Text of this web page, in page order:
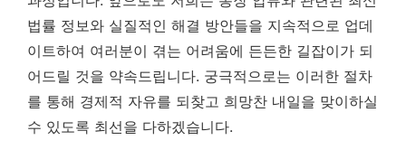
법률 정보와 실질적인 해결 방안들을 지속적으로 업데
이트하여 여러분이 겪는 어려움에 든든한 길잡이가 되
어드릴 것을 약속드립니다. 궁극적으로는 이러한 절차
를 통해 경제적 자유를 되찾고 희망찬 내일을 맞이하실
수 있도록 최선을 다하겠습니다.